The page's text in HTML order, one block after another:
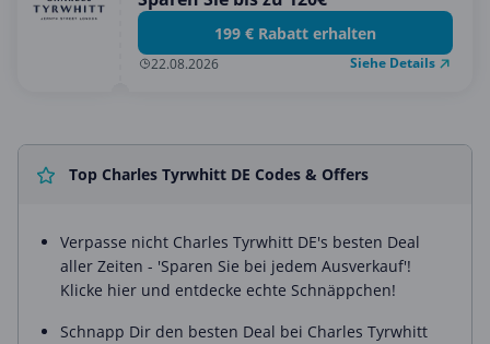
199 € Rabatt erhalten
22.08.2026 Siehe Details
Top Charles Tyrwhitt DE Codes & Offers
Verpasse nicht Charles Tyrwhitt DE's besten Deal
aller Zeiten - 'Sparen Sie bei jedem Ausverkauf'!
Klicke hier und entdecke echte Schnäppchen!
Schnapp Dir den besten Deal bei Charles Tyrwhitt